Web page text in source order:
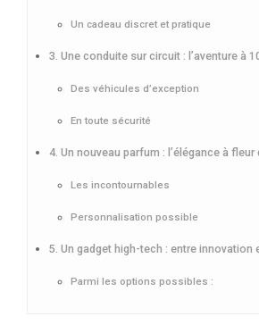
Un cadeau discret et pratique
3. Une conduite sur circuit : l’aventure à
Des véhicules d’exception
En toute sécurité
4. Un nouveau parfum : l’élégance à fleur
Les incontournables
Personnalisation possible
5. Un gadget high-tech : entre innovation
Parmi les options possibles :